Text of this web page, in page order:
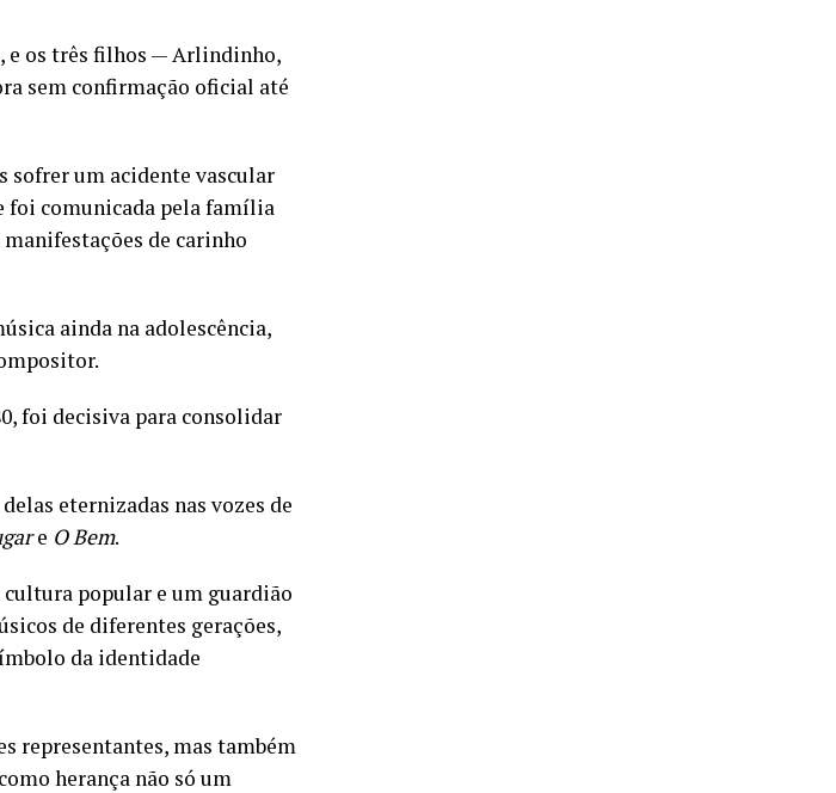
e os três filhos — Arlindinho,
sem confirmação oficial até
sofrer um acidente vascular
foi comunicada pela família
de carinho
ainda na adolescência,
foi decisiva para consolidar
eternizadas nas vozes de
e O Bem.
popular e um guardião
de diferentes gerações,
da identidade
representantes, mas também
herança não só um